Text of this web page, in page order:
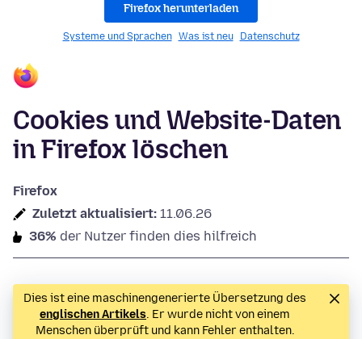
Firefox herunterladen
Systeme und Sprachen Was ist neu Datenschutz
Cookies und Website-Daten
in Firefox löschen
Firefox
Zuletzt aktualisiert: 11.06.26
36% der Nutzer finden dies hilfreich
Dies ist eine maschinengenerierte Übersetzung des
englischen Artikels. Er wurde nicht von einem
Menschen überprüft und kann Fehler enthalten.